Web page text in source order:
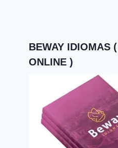
BEWAY IDIOMAS
ONLINE )